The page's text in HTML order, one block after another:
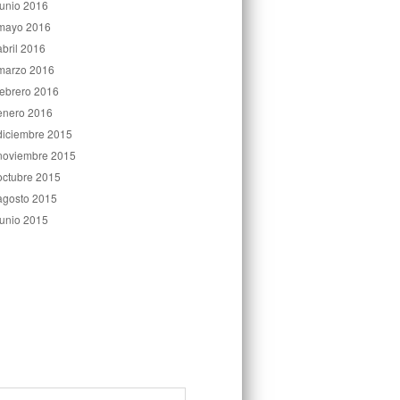
2016
2016
2016
2016
2016
2016
2015
2015
2015
2015
2015